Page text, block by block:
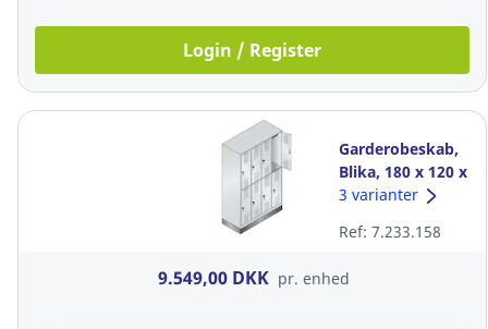
Login / Register
Garderobeskab,
Blika, 180 x 120 x
50 cm, med base,
3 varianter
Ref: 7.233.158
9.549,00 DKK pr. enhed